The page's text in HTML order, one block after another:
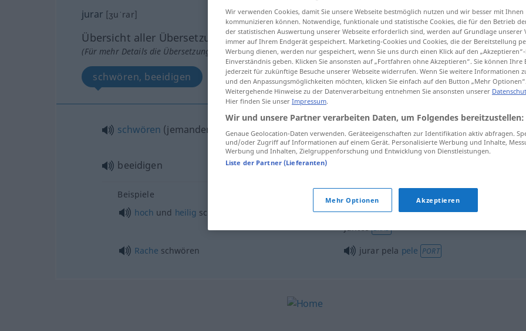
jurar [ʒuˈrar]
Übersicht aller Übersetzungen
(Für mehr Details die Übersetzung anklicken/antippen)
schwören, beeidigen
schwören (jemandem , bei) jurar a alguém/ , por
beeidigen
Beispiele
hoch und heilig schwören jurarapés juntos FAM , jurar de pés
BRAS
Rache schwören jurar pela pele PORT
Wir verwenden Cookies, damit Sie unsere Webseite bestmöglich nutzen und wir besser mit Ihnen
kommunizieren können. Notwendige, funktionale und statistische Cookies, die für den Betrieb
der statistischen Auswertung unserer Webseite erforderlich sind, werden auf Grundlage unserer
immer auf Ihrem Endgerät gespeichert. Marketing-Cookies und Cookies, die der Bereitstellung
Werbung dienen, werden nur gespeichert, wenn Sie uns durch einen Klick auf den
Einverständnis geben. Klicken Sie ansonsten auf „Fortfahren ohne Akzeptieren“. Sie können Ihre
jederzeit für zukünftige Besuche unserer Webseite widerrufen. Wenn Sie weitere Informationen
und den Anpassungsmöglichkeiten möchten, klicken Sie einfach auf den Button „Mehr Optionen“.
Weitergehende Hinweise zu der Datenverarbeitung entnehmen Sie ansonsten unserer
Hier finden Sie unser Impressum.
Wir und unsere Partner verarbeiten Daten, um Folgendes bereitzustellen:
Genaue Geolocation-Daten verwenden. Geräteeigenschaften zur Identifikation aktiv abfragen.
und/oder Zugriff auf Informationen auf einem Gerät. Personalisierte Werbung und Inhalte,
Werbung und Inhalten, Zielgruppenforschung und Entwicklung von Dienstleistungen.
Liste der Partner (Lieferanten)
Mehr Optionen Akzeptieren